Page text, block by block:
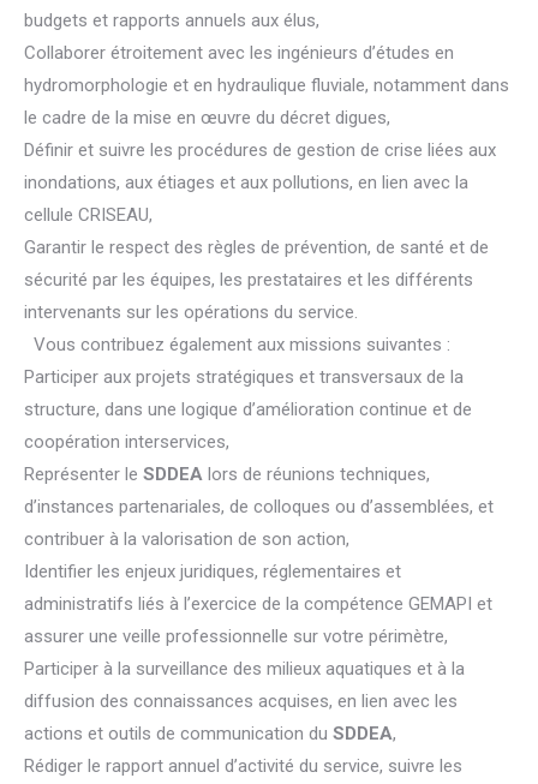
budgets et rapports annuels aux élus,
Collaborer étroitement avec les ingénieurs d’études en
hydromorphologie et en hydraulique fluviale, notamment dans
le cadre de la mise en œuvre du décret digues,
Définir et suivre les procédures de gestion de crise liées aux
inondations, aux étiages et aux pollutions, en lien avec la
cellule CRISEAU,
Garantir le respect des règles de prévention, de santé et de
sécurité par les équipes, les prestataires et les différents
intervenants sur les opérations du service.
Vous contribuez également aux missions suivantes :
Participer aux projets stratégiques et transversaux de la
structure, dans une logique d’amélioration continue et de
coopération interservices,
Représenter le SDDEA lors de réunions techniques,
d’instances partenariales, de colloques ou d’assemblées, et
contribuer à la valorisation de son action,
Identifier les enjeux juridiques, réglementaires et
administratifs liés à l’exercice de la compétence GEMAPI et
assurer une veille professionnelle sur votre périmètre,
Participer à la surveillance des milieux aquatiques et à la
diffusion des connaissances acquises, en lien avec les
actions et outils de communication du SDDEA,
Rédiger le rapport annuel d’activité du service, suivre les